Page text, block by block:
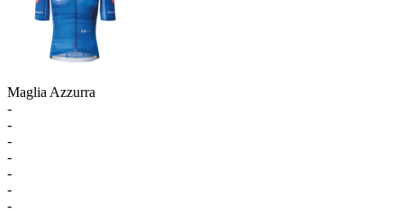
Maglia Azzurra
-
-
-
-
-
-
-